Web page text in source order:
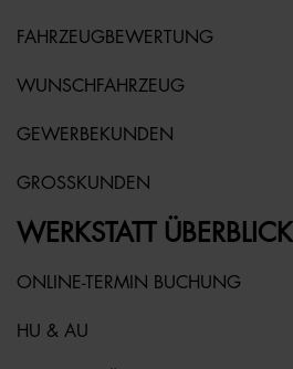
FAHRZEUGBEWERTUNG
WUNSCHFAHRZEUG
GEWERBEKUNDEN
GROSSKUNDEN
WERKSTATT ÜBERBLICK
ONLINE-TERMIN BUCHUNG
HU & AU